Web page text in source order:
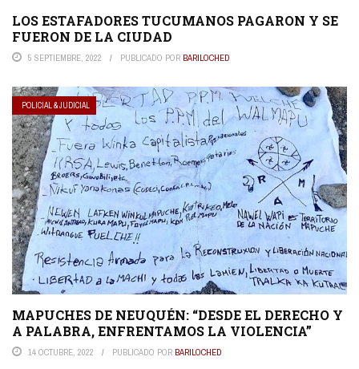
LOS ESTAFADORES TUCUMANOS PAGARON Y SE
FUERON DE LA CIUDAD
5 SEPTIEMBRE, 2022 PUBLICADO POR BARILOCHED
POLICIAL & JUDICIAL
MAPUCHES DE NEUQUÉN: “DESDE EL DERECHO Y
A PALABRA, ENFRENTAMOS LA VIOLENCIA”
14 OCTUBRE, 2022 PUBLICADO POR BARILOCHED